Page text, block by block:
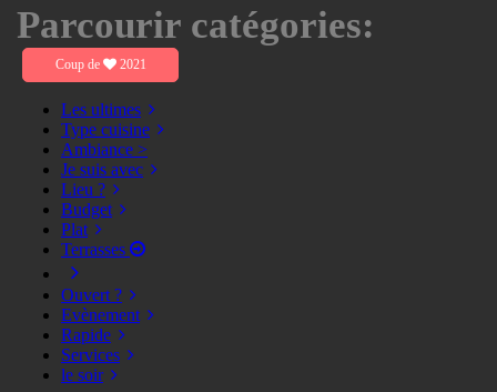
Parcourir catégories:
Coup de 2021
Les ultimes
Type cuisine
Ambiance >
Je suis avec
Lieu ?
Budget
Plat
Terrasses
Ouvert ?
Evènement
Rapide
Services
le soir